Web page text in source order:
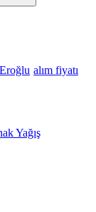
alım fiyatı
Yağış